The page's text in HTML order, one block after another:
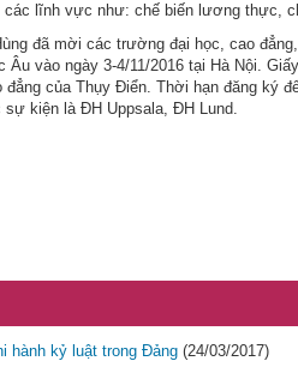
lĩnh vực như: chế biến lương thực,
đã mời các trường đại học, cao
Âu vào ngày 3-4/11/2016 tại Hà Nội.
của Thụy Điển. Thời hạn đăng ký
kiện là ĐH Uppsala, ĐH Lund.
hành kỷ luật trong Đảng (24/03/2017)